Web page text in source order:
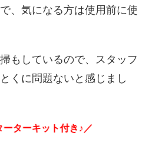
、気になる方は使用前に使
もしているので、スタッフ
くに問題ないと感じまし
ターキット付き♪／